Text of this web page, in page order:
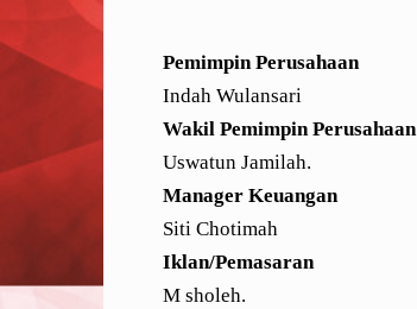
Pemimpin Perusahaan
Indah Wulansari
Wakil Pemimpin Perusahaan
Uswatun Jamilah.
Manager Keuangan
Siti Chotimah
Iklan/Pemasaran
M sholeh.